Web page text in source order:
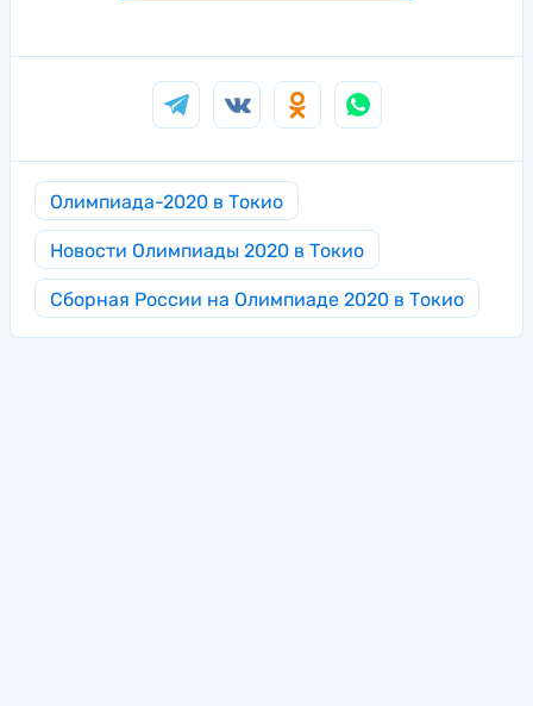
Олимпиада-2020 в Токио
Новости Олимпиады 2020 в Токио
Сборная России на Олимпиаде 2020 в Токио